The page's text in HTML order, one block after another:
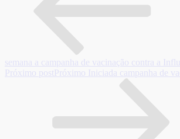
semana a campanha de vacinação contra a
Próximo post Próximo Iniciada campanha de